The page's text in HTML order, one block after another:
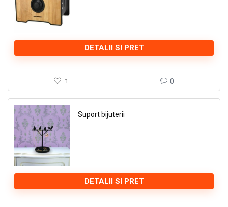
DETALII SI PRET
1 0
Suport bijuterii
DETALII SI PRET